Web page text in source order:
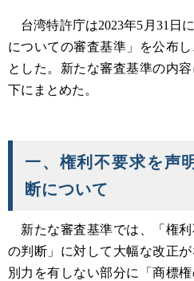
台湾特許庁は2023年5月31日
についての審査基準」を公布
とした。新たな審査基準の内
下にまとめた。
一、権利不要求を声
断について
新たな審査基準では、「権
の判断」に対して大幅な改正
別力を有しない部分に「商標